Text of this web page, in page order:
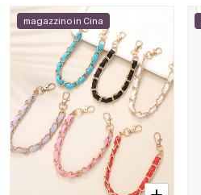
magazzino in Cina